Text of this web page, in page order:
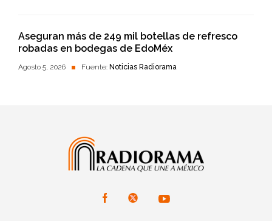
Aseguran más de 249 mil botellas de refresco
robadas en bodegas de EdoMéx
Agosto 5, 2026 Fuente: Noticias Radiorama